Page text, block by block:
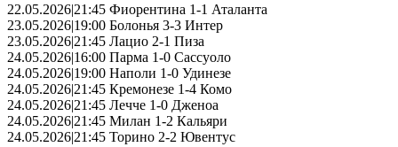
22.05.2026|21:45 Фиорентина 1-1 Аталанта
23.05.2026|19:00 Болонья 3-3 Интер
23.05.2026|21:45 Лацио 2-1 Пиза
24.05.2026|16:00 Парма 1-0 Сассуоло
24.05.2026|19:00 Наполи 1-0 Удинезе
24.05.2026|21:45 Кремонезе 1-4 Комо
24.05.2026|21:45 Лечче 1-0 Дженоа
24.05.2026|21:45 Милан 1-2 Кальяри
24.05.2026|21:45 Торино 2-2 Ювентус